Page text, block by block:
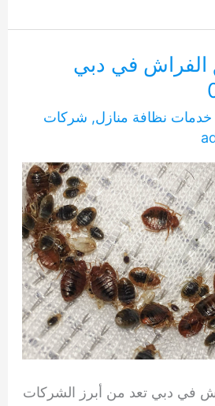
في دبي
خدمات نظافة منازل, شركات
في دبي تعد من أبرز الشركات